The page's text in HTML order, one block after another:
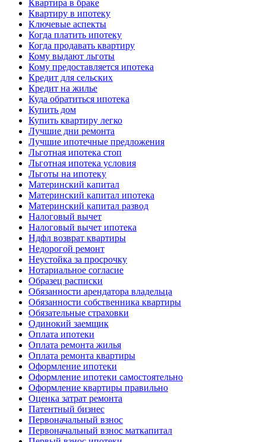
Квартира в браке
Квартиру в ипотеку
Ключевые аспекты
Когда платить ипотеку
Когда продавать квартиру
Кому выдают льготы
Кому предоставляется ипотека
Кредит для сельских
Кредит на жилье
Куда обратиться ипотека
Купить дом
Купить квартиру легко
Лучшие дни ремонта
Лучшие ипотечные предложения
Льготная ипотека стоп
Льготная ипотека условия
Льготы на ипотеку
Материнский капитал
Материнский капитал ипотека
Материнский капитал развод
Налоговый вычет
Налоговый вычет ипотека
Ндфл возврат квартиры
Недорогой ремонт
Неустойка за просрочку
Нотариальное согласие
Образец расписки
Обязанности арендатора владельца
Обязанности собственника квартиры
Обязательные страховки
Одинокий заемщик
Оплата ипотеки
Оплата ремонта жилья
Оплата ремонта квартиры
Оформление ипотеки
Оформление ипотеки самостоятельно
Оформление квартиры правильно
Оценка затрат ремонта
Патентный бизнес
Первоначальный взнос
Первоначальный взнос маткапитал